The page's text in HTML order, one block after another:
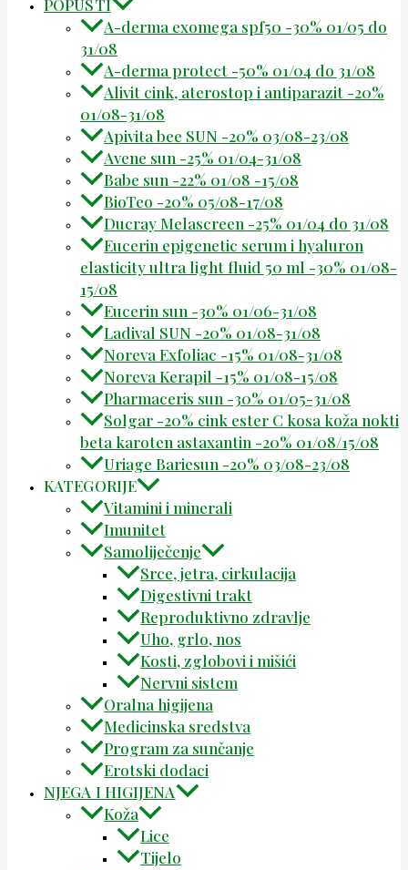
POPUSTI
A-derma exomega spf50 -30% 01/05 do
31/08
A-derma protect -50% 01/04 do 31/08
Alivit cink, aterostop i antiparazit -20%
01/08-31/08
Apivita bee SUN -20% 03/08-23/08
Avene sun -25% 01/04-31/08
Babe sun -22% 01/08 -15/08
BioTeo -20% 05/08-17/08
Ducray Melascreen -25% 01/04 do 31/08
Eucerin epigenetic serum i hyaluron
elasticity ultra light fluid 50 ml -30% 01/08-
15/08
Eucerin sun -30% 01/06-31/08
Ladival SUN -20% 01/08-31/08
Noreva Exfoliac -15% 01/08-31/08
Noreva Kerapil -15% 01/08-15/08
Pharmaceris sun -30% 01/05-31/08
Solgar -20% cink ester C kosa koža nokti
beta karoten astaxantin -20% 01/08/15/08
Uriage Bariesun -20% 03/08-23/08
KATEGORIJE
Vitamini i minerali
Imunitet
Samoliječenje
Srce, jetra, cirkulacija
Digestivni trakt
Reproduktivno zdravlje
Uho, grlo, nos
Kosti, zglobovi i mišići
Nervni sistem
Oralna higijena
Medicinska sredstva
Program za sunčanje
Erotski dodaci
NJEGA I HIGIJENA
Koža
Lice
Tijelo